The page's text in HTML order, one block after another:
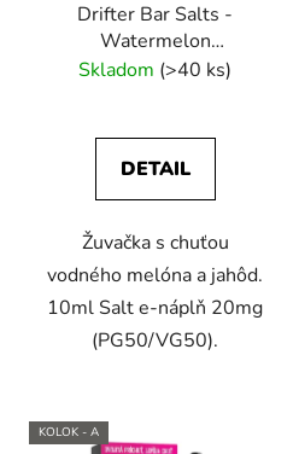
Drifter Bar Salts -
Watermelon
Strawberry Bubblegum
Skladom (>40 ks)
DETAIL
Žuvačka s chuťou
vodného melóna a jahôd.
10ml Salt e-náplň 20mg
(PG50/VG50).
KOLOK - A